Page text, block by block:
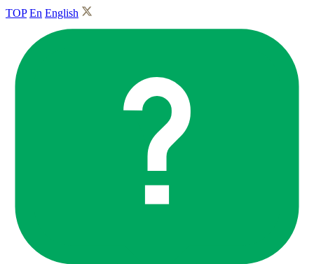
TOP En English